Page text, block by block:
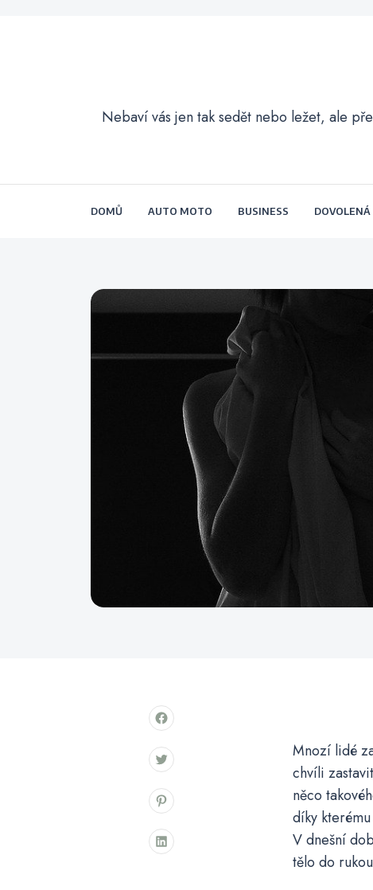
Nebaví vás jen tak sedět nebo ležet, ale
DOMŮ AUTO MOTO BUSINESS DOVOLENÁ
Mnozí lidé
chvíli
něco
díky
V dnešní
tělo do